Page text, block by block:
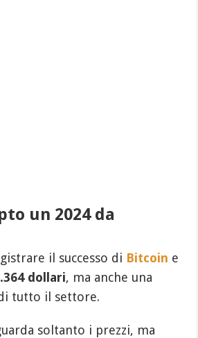
un 2024 da
il successo di Bitcoin e
dollari, ma anche una
tutto il settore.
soltanto i prezzi, ma